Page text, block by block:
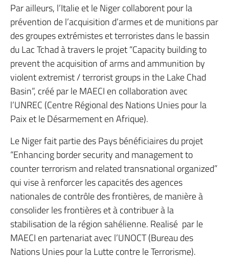
Par ailleurs, l’Italie et le Niger collaborent pour la
prévention de l’acquisition d’armes et de munitions par
des groupes extrémistes et terroristes dans le bassin
du Lac Tchad à travers le projet “Capacity building to
prevent the acquisition of arms and ammunition by
violent extremist / terrorist groups in the Lake Chad
Basin”, créé par le MAECI en collaboration avec
l’UNREC (Centre Régional des Nations Unies pour la
Paix et le Désarmement en Afrique).
Le Niger fait partie des Pays bénéficiaires du projet
“Enhancing border security and management to
counter terrorism and related transnational organized”
qui vise à renforcer les capacités des agences
nationales de contrôle des frontières, de manière à
consolider les frontières et à contribuer à la
stabilisation de la région sahélienne. Realisé par le
MAECI en partenariat avec l’UNOCT (Bureau des
Nations Unies pour la Lutte contre le Terrorisme).